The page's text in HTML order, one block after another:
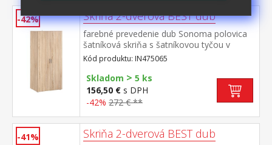
-42% Skriňa 2-dverová BEST dub
farebné prevedenie dub Sonoma polovica
šatníková skriňa s šatníkovou tyčou v
druhej polovici 3 police, z toho 2 variabilné
rozmer police (š/h) 38 × 40 cm ku skrini je
možno dokúpiť nadstavec IN405064
Kód produktu: IN475065
Skladom > 5 ks
156,50 € s DPH
-42% 272 € **
-41% Skriňa 2-dverová BEST dub